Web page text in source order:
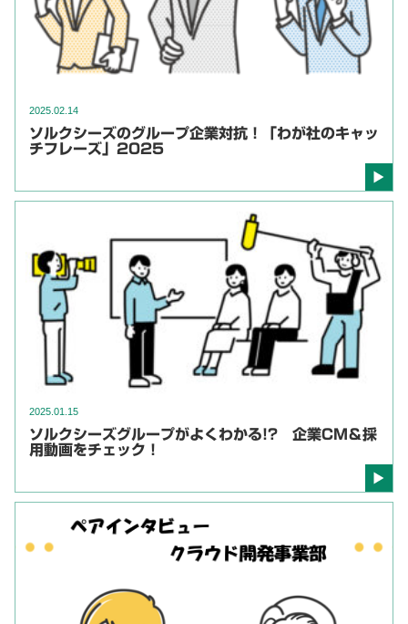
2025.02.14
ソルクシーズのグループ企業対抗！「わが社のキャッ
チフレーズ」2025
2025.01.15
ソルクシーズグループがよくわかる!? 企業CM＆採
用動画をチェック！